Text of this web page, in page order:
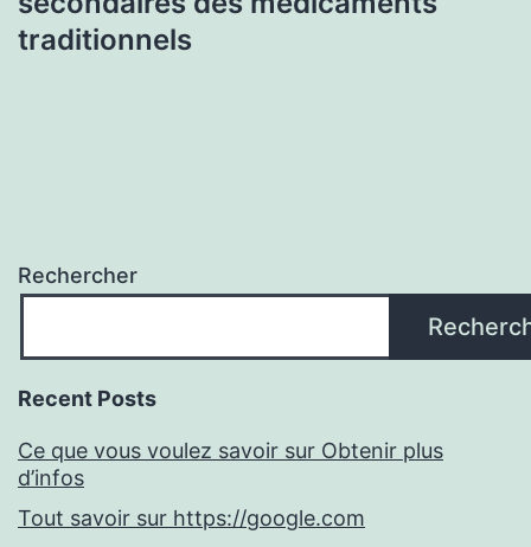
traditionnels
Rechercher
Recent Posts
Ce que vous voulez savoir sur Obtenir plus
d’infos
Tout savoir sur https://google.com